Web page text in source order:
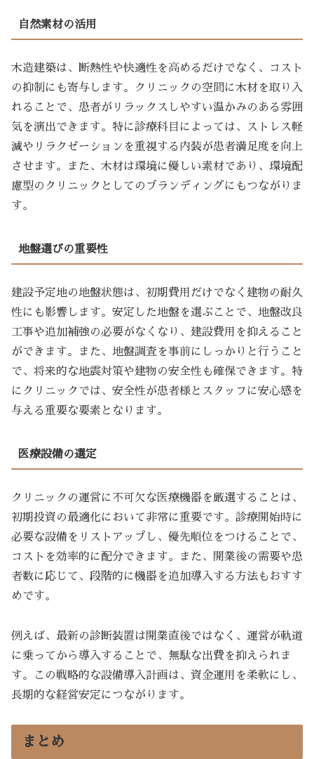
自然素材の活用
木造建築は、断熱性や快適性を高めるだけでなく、コスト
の抑制にも寄与します。クリニックの空間に木材を取り入
れることで、患者がリラックスしやすい温かみのある雰囲
気を演出できます。特に診療科目によっては、ストレス軽
減やリラクゼーションを重視する内装が患者満足度を向上
させます。また、木材は環境に優しい素材であり、環境配
慮型のクリニックとしてのブランディングにもつながりま
す。
地盤選びの重要性
建設予定地の地盤状態は、初期費用だけでなく建物の耐久
性にも影響します。安定した地盤を選ぶことで、地盤改良
工事や追加補強の必要がなくなり、建設費用を抑えること
ができます。また、地盤調査を事前にしっかりと行うこと
で、将来的な地震対策や建物の安全性も確保できます。特
にクリニックでは、安全性が患者様とスタッフに安心感を
与える重要な要素となります。
医療設備の選定
クリニックの運営に不可欠な医療機器を厳選することは、
初期投資の最適化において非常に重要です。診療開始時に
必要な設備をリストアップし、優先順位をつけることで、
コストを効率的に配分できます。また、開業後の需要や患
者数に応じて、段階的に機器を追加導入する方法もおすす
めです。
例えば、最新の診断装置は開業直後ではなく、運営が軌道
に乗ってから導入することで、無駄な出費を抑えられま
す。この戦略的な設備導入計画は、資金運用を柔軟にし、
長期的な経営安定につながります。
まとめ